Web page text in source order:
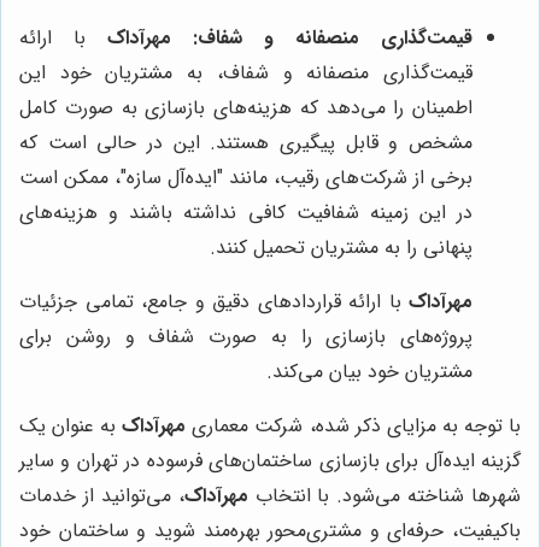
قیمت‌گذاری منصفانه و شفاف:
مهرآداک با ارائه
قیمت‌گذاری منصفانه و شفاف، به مشتریان خود این
اطمینان را می‌دهد که هزینه‌های بازسازی به صورت کامل
مشخص و قابل پیگیری هستند. این در حالی است که
برخی از شرکت‌های رقیب، مانند "ایده‌آل سازه"، ممکن است
در این زمینه شفافیت کافی نداشته باشند و هزینه‌های
پنهانی را به مشتریان تحمیل کنند.
مهرآداک با ارائه قراردادهای دقیق و جامع، تمامی جزئیات
پروژه‌های بازسازی را به صورت شفاف و روشن برای
مشتریان خود بیان می‌کند.
با توجه به مزایای ذکر شده، شرکت معماری مهرآداکبه عنوان یک
گزینه ایده‌آل برای بازسازی ساختمان‌های فرسوده در تهران و سایر
شهرها شناخته می‌شود. با انتخاب مهرآداک، می‌توانید از خدمات
باکیفیت، حرفه‌ای و مشتری‌محور بهره‌مند شوید و ساختمان خود